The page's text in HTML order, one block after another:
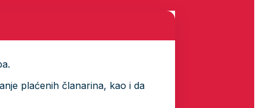
plaćenih članarina, kao i da